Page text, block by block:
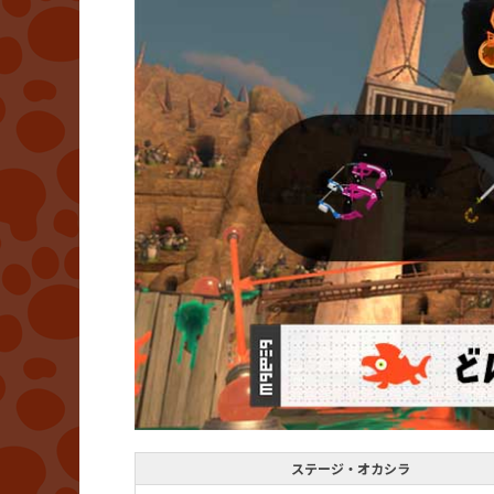
ステージ・オカシラ